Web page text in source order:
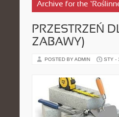
Archive for the
PRZESTRZEŃ
ZABAWY)
POSTED BY ADMIN STY -